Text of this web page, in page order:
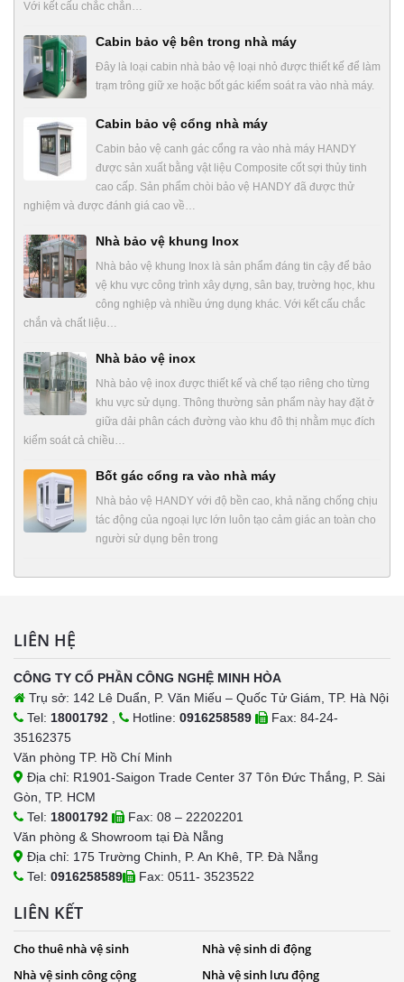
Với kết cấu chắc chắn…
Cabin bảo vệ bên trong nhà máy
Đây là loại cabin nhà bảo vệ loại nhỏ được thiết kế để làm
trạm trông giữ xe hoặc bốt gác kiểm soát ra vào nhà máy.
Cabin bảo vệ cổng nhà máy
Cabin bảo vệ canh gác cổng ra vào nhà máy HANDY
được sản xuất bằng vật liệu Composite cốt sợi thủy tinh
cao cấp. Sản phẩm chòi bảo vệ HANDY đã được thử
nghiệm và được đánh giá cao về…
Nhà bảo vệ khung Inox
Nhà bảo vệ khung Inox là sản phẩm đáng tin cậy để bảo
vệ khu vực công trình xây dựng, sân bay, trường học, khu
công nghiệp và nhiều ứng dụng khác. Với kết cấu chắc
chắn và chất liệu…
Nhà bảo vệ inox
Nhà bảo vệ inox được thiết kế và chế tạo riêng cho từng
khu vực sử dụng. Thông thường sản phẩm này hay đặt ở
giữa dải phân cách đường vào khu đô thị nhằm mục đích
kiểm soát cả chiều…
Bốt gác cổng ra vào nhà máy
Nhà bảo vệ HANDY với độ bền cao, khả năng chống chịu
tác động của ngoại lực lớn luôn tạo cảm giác an toàn cho
người sử dụng bên trong
LIÊN HỆ
CÔNG TY CỔ PHẦN CÔNG NGHỆ MINH HÒA
Trụ sở: 142 Lê Duẩn, P. Văn Miếu – Quốc Tử Giám, TP. Hà Nội
Tel: 18001792 Hotline: 0916258589
Fax: 84-24-
35162375
Văn phòng TP. Hồ Chí Minh
Địa chỉ: R1901-Saigon Trade Center 37 Tôn Đức Thắng, P. Sài
Gòn, TP. HCM
Tel: 18001792
Fax: 08 – 22202201
Văn phòng & Showroom tại Đà Nẵng
Địa chỉ: 175 Trường Chinh, P. An Khê, TP. Đà Nẵng
Tel: 0916258589 Fax: 0511- 3523522
LIÊN KẾT
Cho thuê nhà vệ sinh
Nhà vệ sinh di động
Nhà vệ sinh công cộng
Nhà vệ sinh lưu động